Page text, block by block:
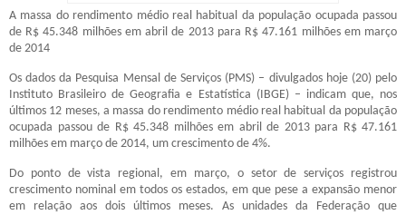
A massa do rendimento médio real habitual da população ocupada passou
de R$ 45.348 milhões em abril de 2013 para R$ 47.161 milhões em março
de 2014
Os dados da Pesquisa Mensal de Serviços (PMS) – divulgados hoje (20) pelo
Instituto Brasileiro de Geografia e Estatística (IBGE) – indicam que, nos
últimos 12 meses, a massa do rendimento médio real habitual da população
ocupada passou de R$ 45.348 milhões em abril de 2013 para R$ 47.161
milhões em março de 2014, um crescimento de 4%.
Do ponto de vista regional, em março, o setor de serviços registrou
crescimento nominal em todos os estados, em que pese a expansão menor
em relação aos dois últimos meses. As unidades da Federação que